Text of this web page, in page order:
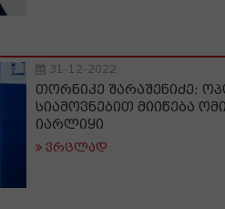
31-12-2022
თორნიკე შარაშენიძე:
სიამოვნებით მიიწება
იარლიყი
ვრცლად